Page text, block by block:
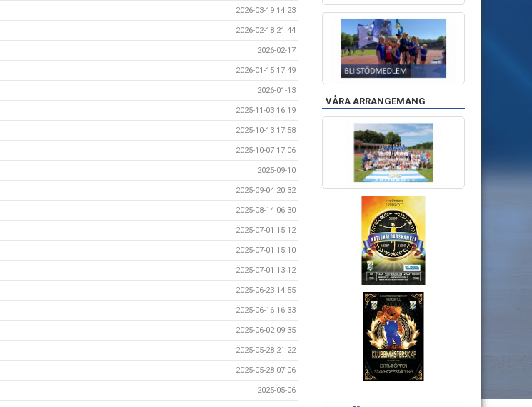
2026-03-19 14:23
2026-02-18 21:44
2026-02-17
2026-01-15 17:49
2026-01-13
2025-11-03 16:19
2025-10-13 17:58
2025-10-07 17:06
2025-09-10
2025-09-04 20:32
2025-08-14 06:30
2025-07-01 15:12
2025-07-01 15:10
2025-07-01 13:12
2025-06-23 14:55
2025-06-16 16:33
2025-06-02 09:35
2025-05-28 21:22
2025-05-28 07:06
2025-05-06
VÅRA ARRANGEMANG